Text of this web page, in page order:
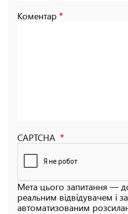
Коментар
CAPTCHA
Мета цього запитання —
реальним відвідувачем і
автоматизованим